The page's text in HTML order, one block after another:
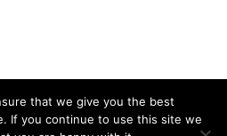
that we give you the best
If you continue to use this site we